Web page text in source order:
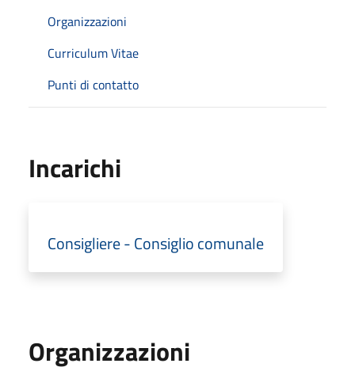
Organizzazioni
Curriculum Vitae
Punti di contatto
Incarichi
Consigliere - Consiglio comunale
Organizzazioni